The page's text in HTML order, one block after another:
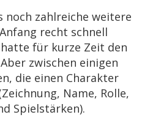
noch zahlreiche weitere
recht schnell
für kurze Zeit den
zwischen einigen
die einen Charakter
Name, Rolle,
Spielstärken).